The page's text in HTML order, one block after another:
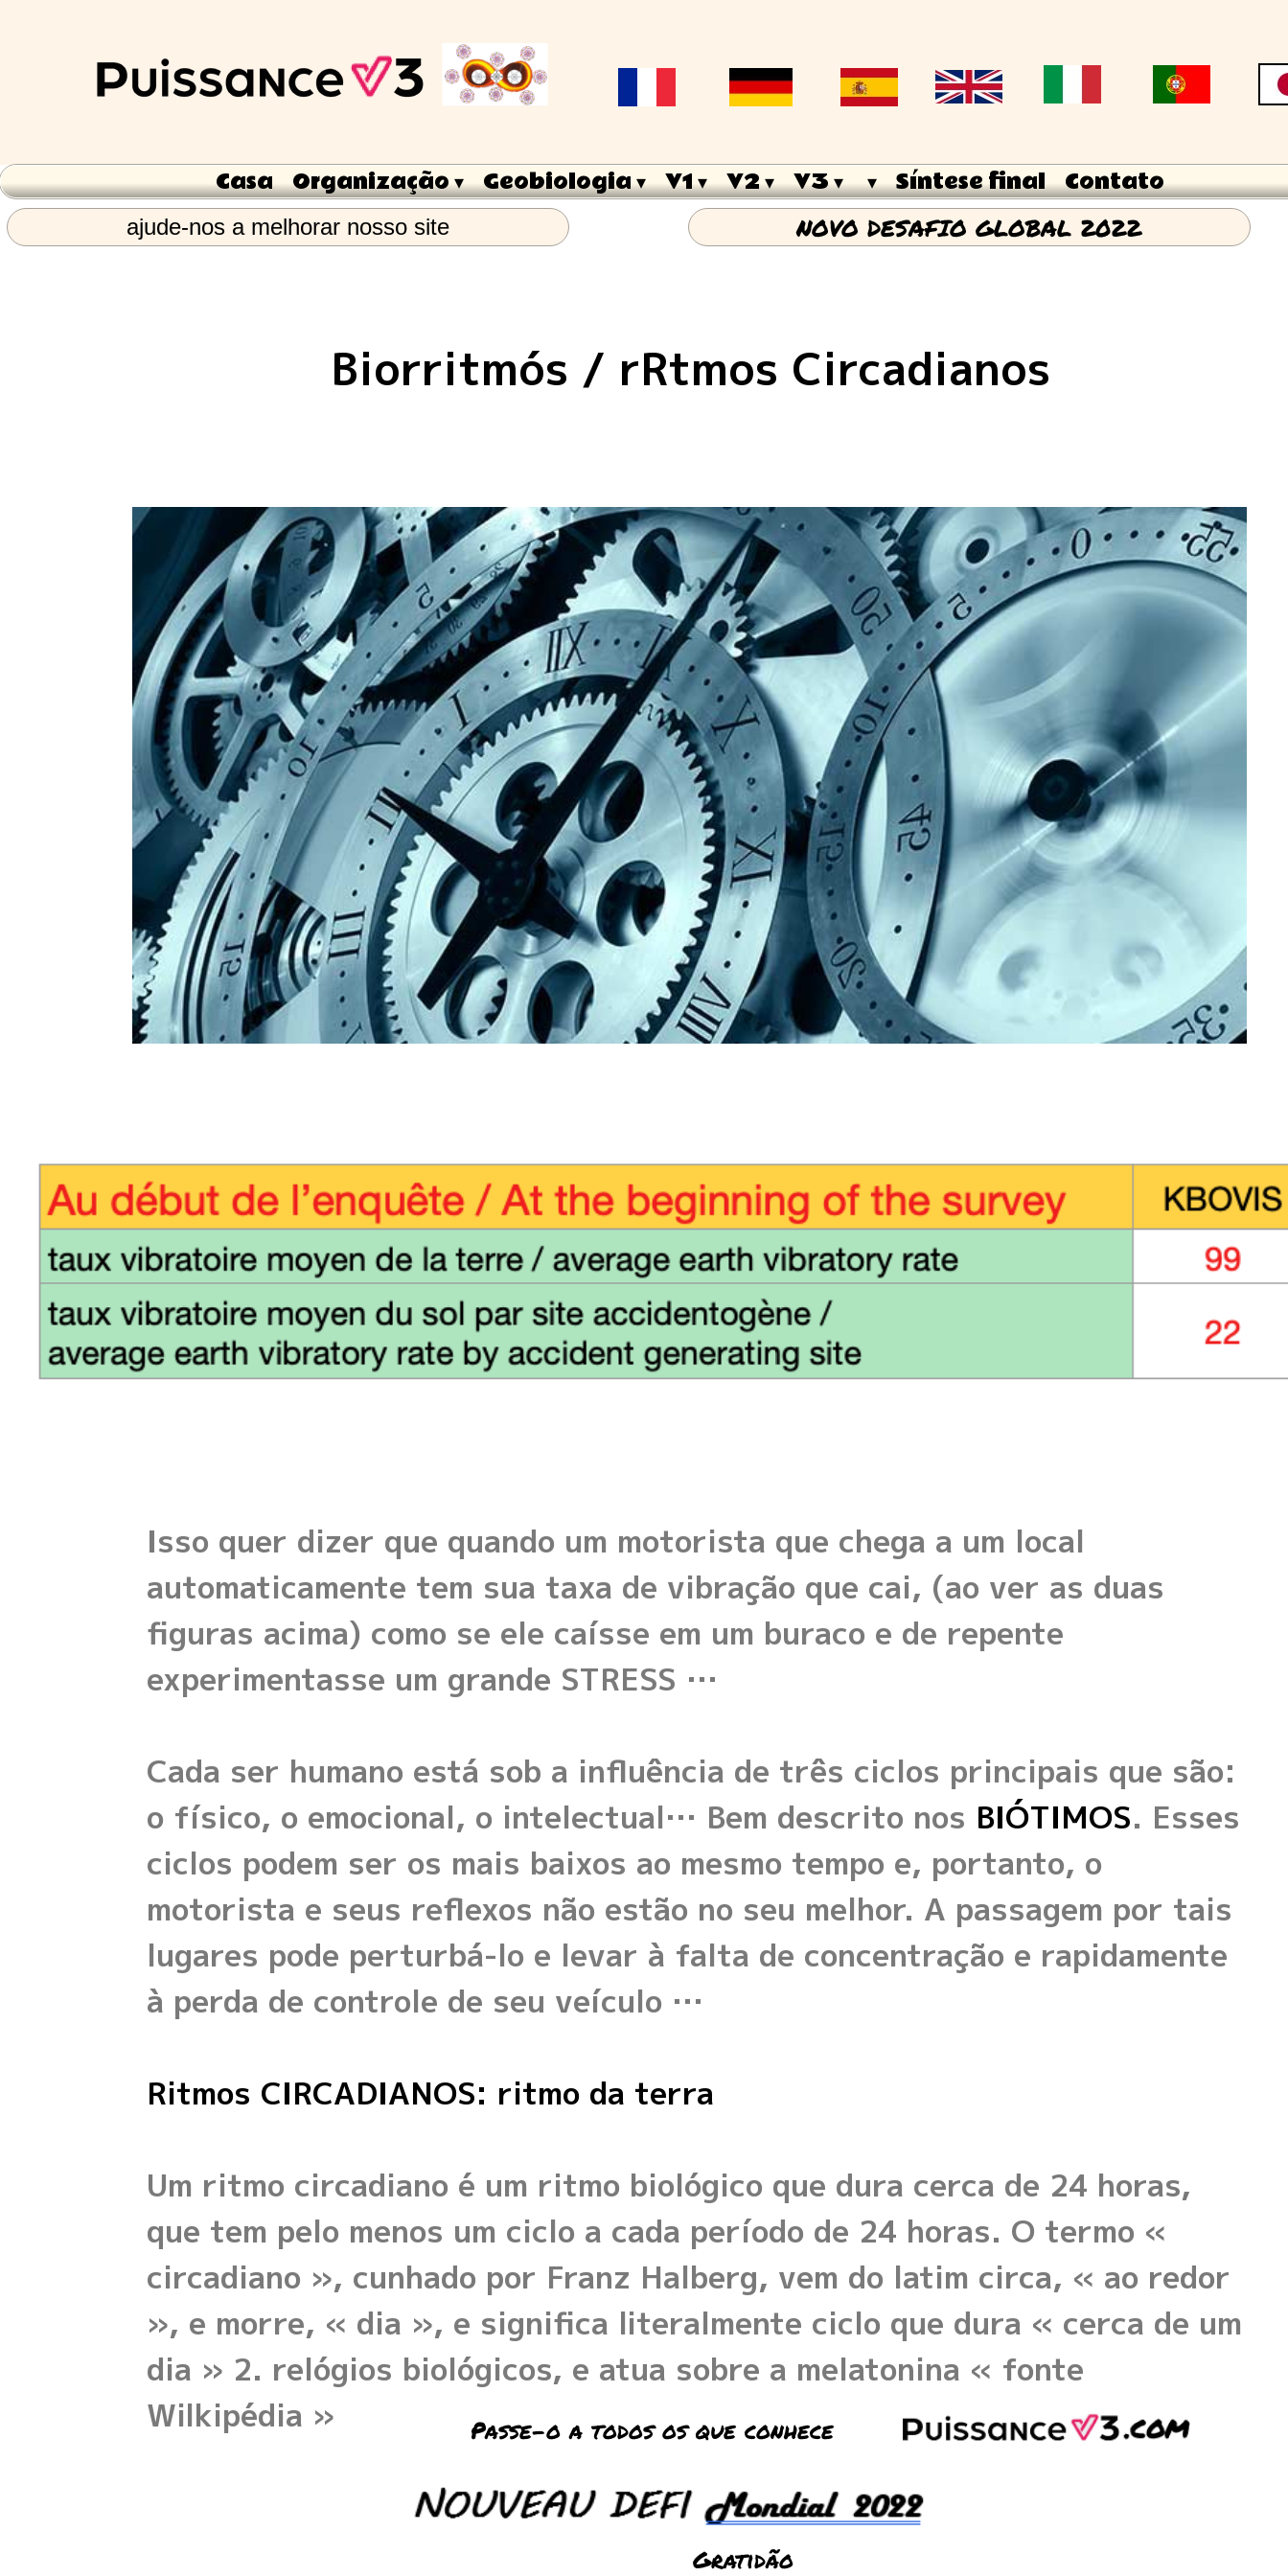
Casa Organização ▾ Geobiologia ▾ V1 ▾ V2 ▾ V3 ▾ ▾ Síntese final Contato
ajude-nos a melhorar nosso site NOVO DESAFIO GLOBAL 2022
Passe-o a todos os que conhece
Gratidão
Isso quer dizer que quando um motorista que chega a um local
automaticamente tem sua taxa de vibração que cai, (ao ver as duas
figuras acima) como se ele caísse em um buraco e de repente
experimentasse um grande STRESS …
Cada ser humano está sob a influência de três ciclos principais que são:
o físico, o emocional, o intelectual… Bem descrito nos BIÓTIMOS. Esses
ciclos podem ser os mais baixos ao mesmo tempo e, portanto, o
motorista e seus reflexos não estão no seu melhor. A passagem por tais
lugares pode perturbá-lo e levar à falta de concentração e rapidamente
à perda de controle de seu veículo …
Ritmos CIRCADIANOS: ritmo da terra
Um ritmo circadiano é um ritmo biológico que dura cerca de 24 horas,
que tem pelo menos um ciclo a cada período de 24 horas. O termo «
circadiano », cunhado por Franz Halberg, vem do latim circa, « ao redor
», e morre, « dia », e significa literalmente ciclo que dura « cerca de um
dia » 2. relógios biológicos, e atua sobre a melatonina « fonte
Wilkipédia »
Biorritmós / rRtmos Circadianos